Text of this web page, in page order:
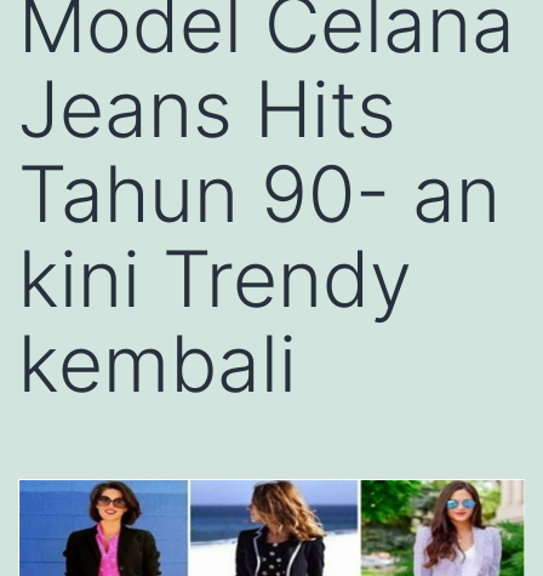
Model Celana
Jeans Hits
Tahun 90- an
kini Trendy
kembali